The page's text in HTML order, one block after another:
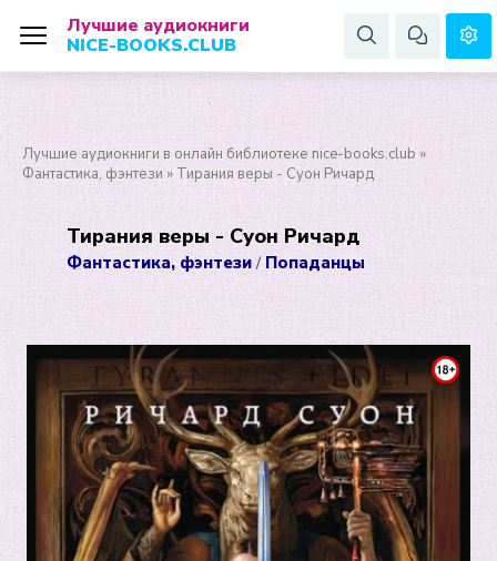
Лучшие аудиокниги
NICE-BOOKS.CLUB
Лучшие аудиокниги в онлайн библиотеке nice-books.club »
Фантастика, фэнтези » Тирания веры - Суон Ричард
Тирания веры - Суон Ричард
Фантастика, фэнтези/ Попаданцы